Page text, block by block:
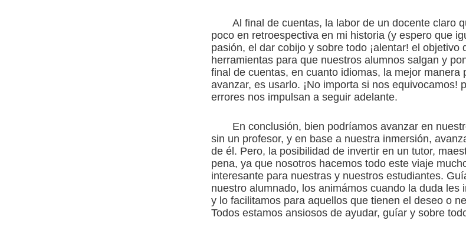
Al final de cuentas, la labor de un docente claro
poco en retroespectiva en mi historia (y espero que
pasión, el dar cobijo y sobre todo ¡alentar! el objetivo
herramientas para que nuestros alumnos salgan y
final de cuentas, en cuanto idiomas, la mejor manera
avanzar, es usarlo. ¡No importa si nos equivocamos!
errores nos impulsan a seguir adelante.
En conclusión, bien podríamos avanzar en
sin un profesor, y en base a nuestra inmersión,
de él. Pero, la posibilidad de invertir en un tutor,
pena, ya que nosotros hacemos todo este viaje
interesante para nuestras y nuestros estudiantes.
nuestro alumnado, los animámos cuando la duda les
y lo facilitamos para aquellos que tienen el deseo o
Todos estamos ansiosos de ayudar, guíar y sobre